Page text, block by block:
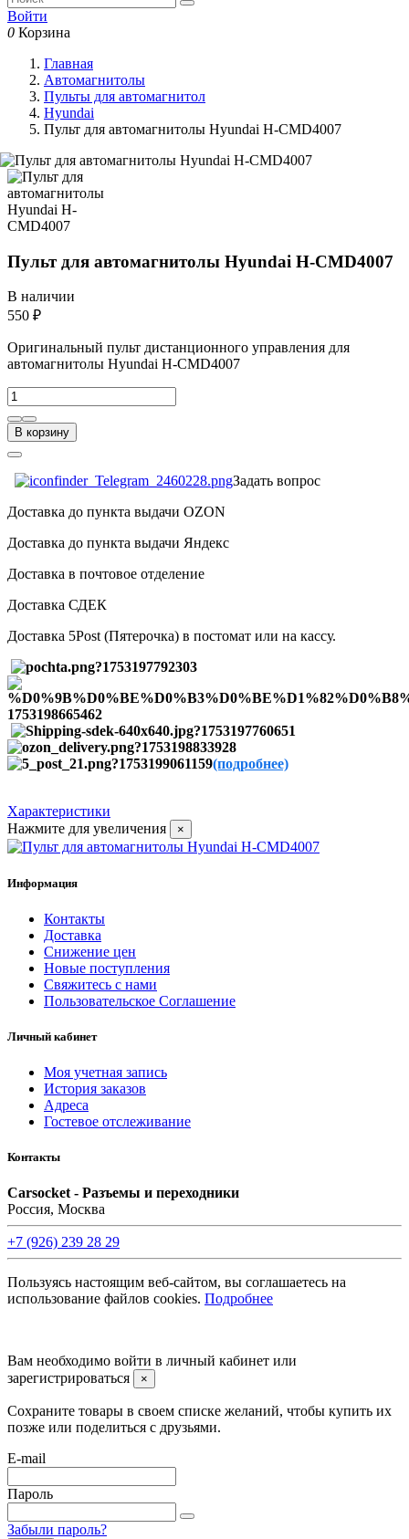
Войти
0 Корзина
Главная
Автомагнитолы
Пульты для автомагнитол
Hyundai
Пульт для автомагнитолы Hyundai H-CMD4007
Пульт для автомагнитолы Hyundai H-CMD4007
В наличии
550 ₽
Оригинальный пульт дистанционного управления для
автомагнитолы Hyundai H-CMD4007
В корзину
Задать вопрос
Доставка до пункта выдачи OZON
Доставка до пункта выдачи Яндекс
Доставка в почтовое отделение
Доставка СДЕК
Доставка 5Post (Пятерочка) в постомат или на кассу.
(подробнее)
Характеристики
Нажмите для увеличения
×
Информация
Контакты
Доставка
Снижение цен
Новые поступления
Свяжитесь с нами
Пользовательское Соглашение
Личный кабинет
Моя учетная запись
История заказов
Адреса
Гостевое отслеживание
Контакты
Carsocket - Разъемы и переходники
Россия, Москва
+7 (926) 239 28 29
Пользуясь настоящим веб-сайтом, вы соглашаетесь на
использование файлов cookies. Подробнее
Вам необходимо войти в личный кабинет или
зарегистрироваться
×
Сохраните товары в своем списке желаний, чтобы купить их
позже или поделиться с друзьями.
E-mail
Пароль
Забыли пароль?